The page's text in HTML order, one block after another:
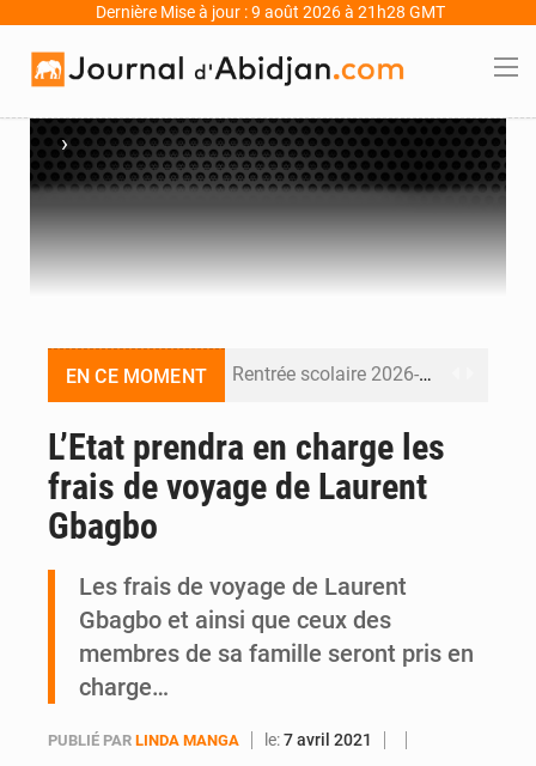
Dernière Mise à jour : 9 août 2026 à 21h28 GMT
›
EN CE MOMENT Rentrée scolaire 2026-2027 en Côte d’Ivoire : la date du 14 septembre maintenue
CAN féminine 2026 : L’Algérie bat la Côte d’Ivoire (2-1) et se qualifie pour le Mondial 2027
L’Etat prendra en charge les
frais de voyage de Laurent
Gbagbo
Les frais de voyage de Laurent
Gbagbo et ainsi que ceux des
membres de sa famille seront pris en
charge…
PUBLIÉ PAR LINDA MANGA le:7 avril 2021